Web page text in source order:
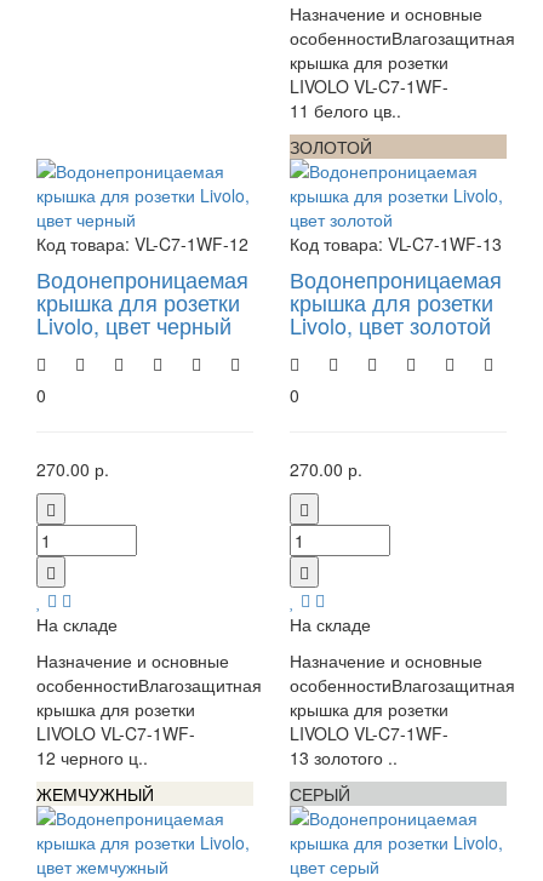
Назначение и основные
особенностиВлагозащитная
крышка для розетки
LIVOLO VL-C7-1WF-
11 белого цв..
Код товара: VL-C7-1WF-12
Водонепроницаемая
крышка для розетки
Livolo, цвет черный
0
270.00 р.
На складе
Назначение и основные
особенностиВлагозащитная
крышка для розетки
LIVOLO VL-C7-1WF-
12 черного ц..
ЗОЛОТОЙ
Код товара: VL-C7-1WF-13
Водонепроницаемая
крышка для розетки
Livolo, цвет золотой
0
270.00 р.
На складе
Назначение и основные
особенностиВлагозащитная
крышка для розетки
LIVOLO VL-C7-1WF-
13 золотого ..
ЖЕМЧУЖНЫЙ
СЕРЫЙ